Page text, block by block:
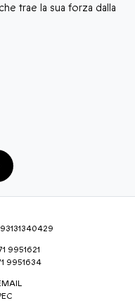
trae la sua forza dalla
93131340429
9951621
9951634